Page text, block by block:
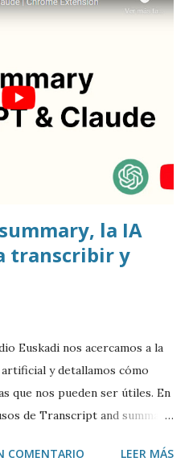
la IA
transcribir y
Euskadi nos acercamos a la
y detallamos cómo
que nos pueden ser útiles. En
de Transcript and summary
de Youtube, así como
COMENTARIO LEER MÁS